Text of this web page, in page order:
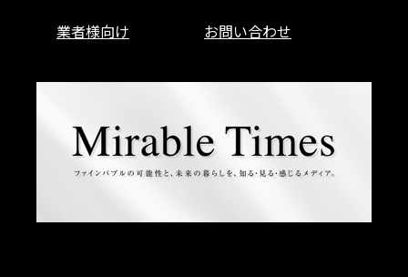
業者様向け
お問い合わせ